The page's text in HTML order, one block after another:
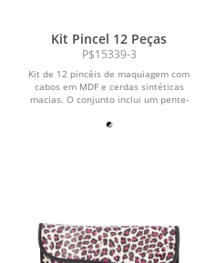
Kit Pincel 12 Peças
P$15339-3
Kit de 12 pincéis de maquiagem com
cabos em MDF e cerdas sintéticas
macias. O conjunto inclui um pente-